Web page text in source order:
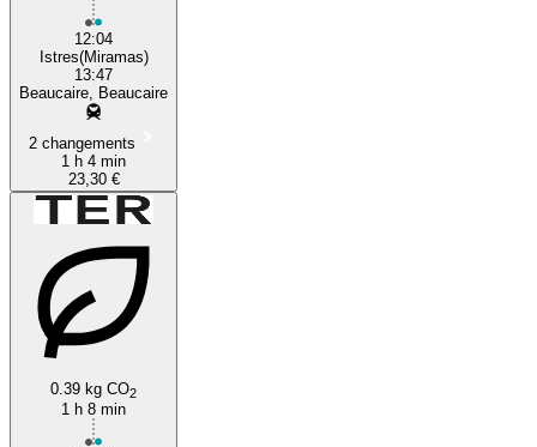
12:04
Istres(Miramas)
13:47
Beaucaire, Beaucaire
2 changements
1 h 4 min
23,30 €
0.39 kg CO2
1 h 8 min